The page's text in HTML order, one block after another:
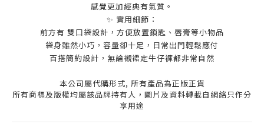
感覺更加經典有氣質。
✨ 實用細節：
前方有 雙口袋設計，方便放置鎖匙、唇膏等小物品
袋身雖然小巧，容量卻十足，日常出門輕鬆應付
百搭簡約設計，無論襯裙定牛仔褲都非常自然
本公司屬代購形式, 所有產品為正版正貨
所有商標及版權均屬該品牌持有人，圖片及資料轉載自網絡只作分
享用途